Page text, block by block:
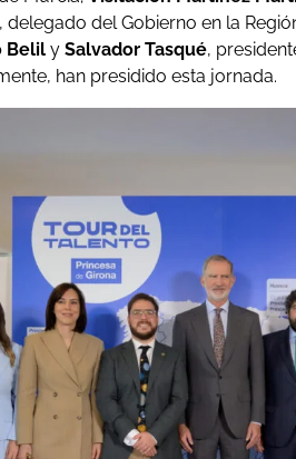
, delegado del Gobierno en la
Belil y Salvador Tasqué,
han presidido esta jornada.